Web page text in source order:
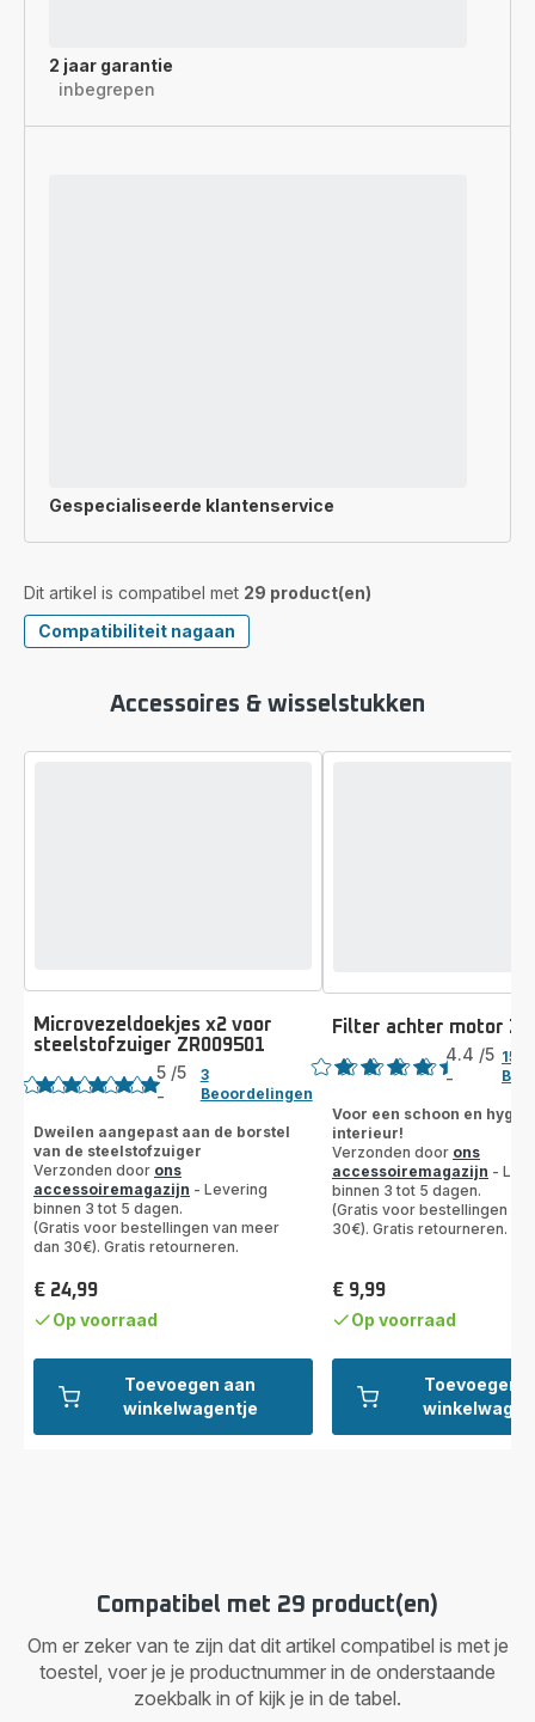
2 jaar garantie
inbegrepen
Gespecialiseerde klantenservice
Dit artikel is compatibel met 29 product(en)
Compatibiliteit nagaan
Accessoires & wisselstukken
Toevoegen aan
winkelwagentje
Microvezeldoekjes x2 voor
steelstofzuiger ZR009501
Beoordeling
met
5
sterren
(gemiddeld)
5 /5
-
3
Beoordelingen
Dweilen aangepast aan de borstel
van de steelstofzuiger
Verzonden door ons
accessoiremagazijn - Levering
binnen 3 tot 5 dagen.
(Gratis voor bestellingen van meer
dan 30€). Gratis retourneren.
Prijs
€ 24,99
Op voorraad
Toevoegen
Filter achter motor
Beoordeling
4.4 /5
-
15
Voor een schoon en
interieur!
Verzonden door ons
accessoiremagazijn -
binnen 3 tot 5 dagen.
(Gratis voor bestellingen
30€). Gratis retourneren.
Prijs
€ 9,99
Op voorraad
Compatibel met 29 product(en)
Om er zeker van te zijn dat dit artikel compatibel is met je
toestel, voer je je productnummer in de onderstaande
zoekbalk in of kijk je in de tabel.